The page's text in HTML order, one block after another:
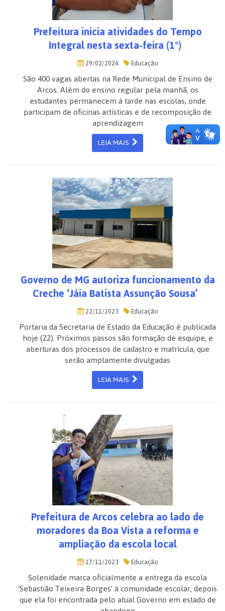
Prefeitura inicia atividades do Tempo
Integral nesta sexta-feira (1º)
29/02/2024 Educação
São 400 vagas abertas na Rede Municipal de Ensino de
Arcos. Além do ensino regular pela manhã, os
estudantes permanecem à tarde nas escolas, onde
participam de oficinas artísticas e de recomposição de
aprendizagem
LEIA MAIS
Governo de MG autoriza funcionamento da
Creche ‘Jáia Batista Assunção Sousa’
22/11/2023 Educação
Portaria da Secretaria de Estado da Educação é publicada
hoje (22). Próximos passos são formação de esquipe, e
aberturas dos processos de cadastro e matrícula, que
serão amplamente divulgadas
LEIA MAIS
Prefeitura de Arcos celebra ao lado de
moradores da Boa Vista a reforma e
ampliação da escola local
17/11/2023 Educação
Solenidade marca oficialmente a entrega da escola
‘Sebastião Teixeira Borges’ à comunidade escolar, depois
que ela foi encontrada pelo atual Governo em estado de